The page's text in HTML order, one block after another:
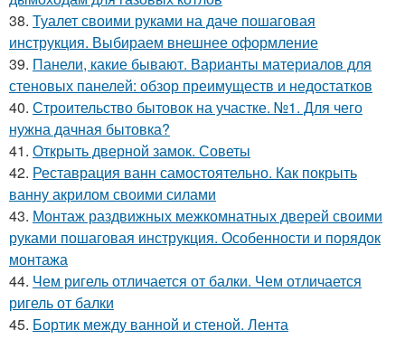
38. Туалет своими руками на даче пошаговая
инструкция. Выбираем внешнее оформление
39. Панели, какие бывают. Варианты материалов для
стеновых панелей: обзор преимуществ и недостатков
40. Строительство бытовок на участке. №1. Для чего
нужна дачная бытовка?
41. Открыть дверной замок. Советы
42. Реставрация ванн самостоятельно. Как покрыть
ванну акрилом своими силами
43. Монтаж раздвижных межкомнатных дверей своими
руками пошаговая инструкция. Особенности и порядок
монтажа
44. Чем ригель отличается от балки. Чем отличается
ригель от балки
45. Бортик между ванной и стеной. Лента